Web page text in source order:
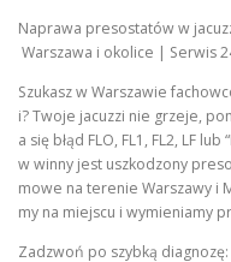
Naprawa presostatów w
Warszawa i okolice | Serwis
Szukasz w Warszawie
i? Twoje jacuzzi nie grzeje,
a się błąd FLO, FL1, FL2, LF
w winny jest uszkodzony
mowe na terenie Warszawy i
my na miejscu i wymieniamy
Zadzwoń po szybką